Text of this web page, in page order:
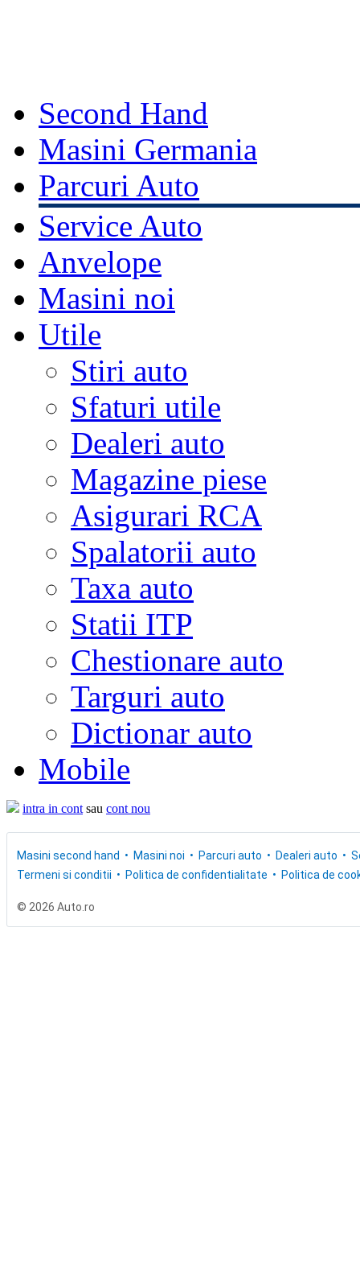
Second Hand
Masini Germania
Parcuri Auto
Service Auto
Anvelope
Masini noi
Utile
Stiri auto
Sfaturi utile
Dealeri auto
Magazine piese
Asigurari RCA
Spalatorii auto
Taxa auto
Statii ITP
Chestionare auto
Targuri auto
Dictionar auto
Mobile
intra in cont sau cont nou
Masini second hand Masini noi Parcuri auto Dealeri auto
Termeni si conditii
Politica de confidentialitate Politica de
© 2026 Auto.ro